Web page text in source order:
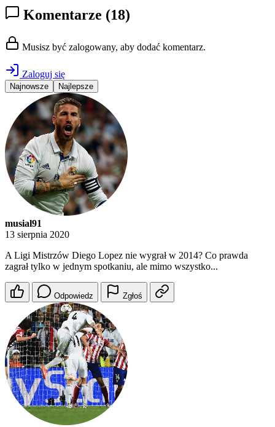
Komentarze (18)
Musisz być zalogowany, aby dodać komentarz.
Zaloguj się
Najnowsze Najlepsze
musial91
13 sierpnia 2020
A Ligi Mistrzów Diego Lopez nie wygrał w 2014? Co prawda
zagrał tylko w jednym spotkaniu, ale mimo wszystko...
Odpowiedz Zgłoś